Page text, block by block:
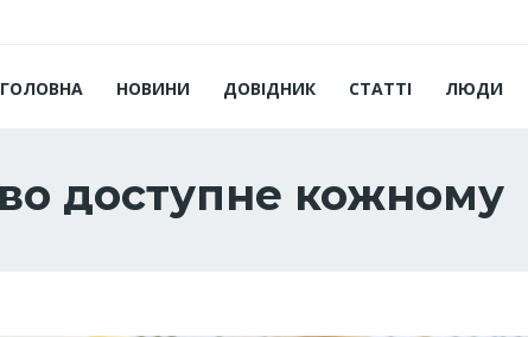
ГОЛОВНА НОВИНИ ДОВІДНИК СТАТТІ ЛЮДИ
доступне кожному